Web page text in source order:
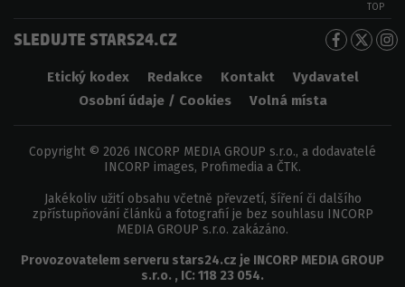
TOP
SLEDUJTE STARS24.CZ
Etický kodex Redakce Kontakt
Vydavatel
Osobní údaje / Cookies
Volná místa
Copyright © 2026 INCORP MEDIA GROUP s.r.o., a dodavatelé
INCORP images, Profimedia a ČTK.
Jakékoliv užití obsahu včetně převzetí, šíření či dalšího
zpřístupňování článků a fotografií je bez souhlasu INCORP
MEDIA GROUP s.r.o. zakázáno.
Provozovatelem serveru stars24.cz je INCORP MEDIA GROUP
s.r.o. , IC: 118 23 054.